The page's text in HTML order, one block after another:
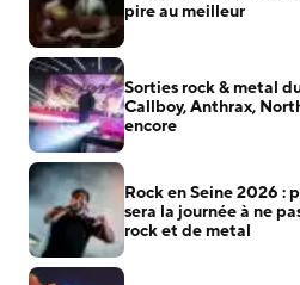
pire au meilleur
Sorties rock & metal
Callboy, Anthrax,
encore
Rock en Seine 2026 :
sera la journée à ne
rock et de metal